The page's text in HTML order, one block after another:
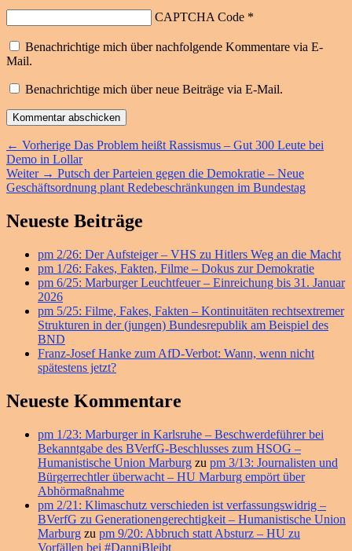
CAPTCHA Code *
Benachrichtige mich über nachfolgende Kommentare via E-
Mail.
Benachrichtige mich über neue Beiträge via E-Mail.
Beitragsnavigation
← Vorherige Vorheriger
Beitrag:
Das Problem heißt Rassismus – Gut 300 Leute bei
Demo in Lollar
Weiter → Nächster
Beitrag:
Putsch der Parteien gegen die Demokratie – Neue
Geschäftsordnung plant Redebeschränkungen im Bundestag
Primärer
Widget-
Bereich
Neueste Beiträge
pm 2/26: Der Aufsteiger – VHS zu Hitlers Weg an die Macht
pm 1/26: Fakes, Fakten, Filme – Dokus zur Demokratie
pm 6/25: Marburger Leuchtfeuer – Einreichung bis 31. Januar
2026
pm 5/25: Filme, Fakes, Fakten – Kontinuitäten rechtsextremer
Strukturen in der (jungen) Bundesrepublik am Beispiel des
BND
Franz-Josef Hanke zum AfD-Verbot: Wann, wenn nicht
spätestens jetzt?
Neueste Kommentare
pm 1/23: Marburger in Karlsruhe – Beschwerdeführer bei
Bekanntgabe des BVerfG-Beschlusses zum HSOG –
Humanistische Union Marburg zu pm 3/13: Journalisten und
Bürgerrechtler überwacht – HU Marburg empört über
Abhörmaßnahme
pm 2/21: Klimaschutz verschieden ist verfassungswidrig –
BVerfG zu Generationengerechtigkeit – Humanistische Union
Marburg zu pm 9/20: Abbruch statt Absturz – HU zu
Vorfällen bei #DanniBleibt